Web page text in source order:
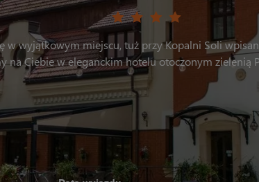
w wyjątkowym miejscu, tuż przy Kopalni Soli
na Ciebie w eleganckim hotelu otoczonym zielenią